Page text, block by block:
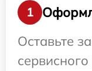
1
Оставьте